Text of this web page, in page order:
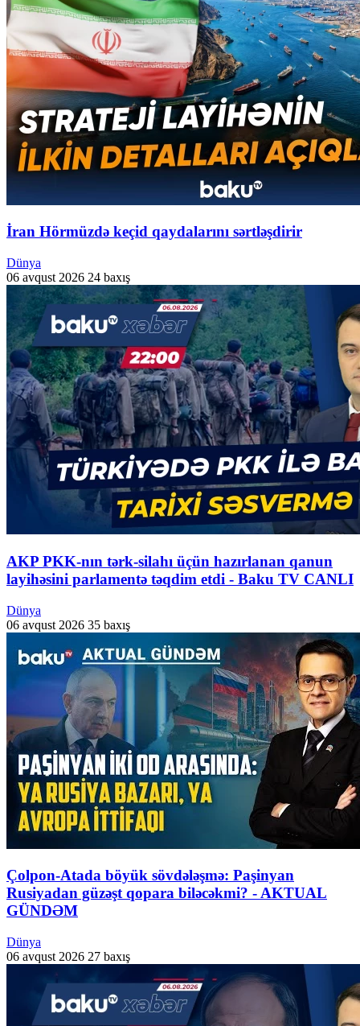
İran Hörmüzdə keçid qaydalarını sərtləşdirir
Dünya
06 avqust 2026 24 baxış
AKP PKK-nın tərk-silahı üçün hazırlanan qanun
layihəsini parlamentə təqdim etdi - Baku TV CANLI
Dünya
06 avqust 2026 35 baxış
Çolpon-Atada böyük sövdələşmə: Paşinyan
Rusiyadan güzəşt qopara biləcəkmi? - AKTUAL
GÜNDƏM
Dünya
06 avqust 2026 27 baxış